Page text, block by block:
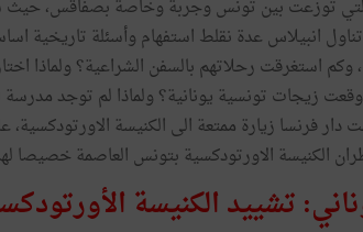
التي توزعت بين تونس وجربة وخاصة بصفاقس،
وتناول انبيلاس عدة نقلط استفهام وأسئلة تاريخية
وكم استغرقت رحلاتهم بالسفن الشراعية؟ ولماذا
زيجات تونسية يونانية؟ ولماذا لم توجد مدرسة
دار فرنسا زيارة ممتعة الى الكنيسة
الكنيسة الاورتودكسية بتونس العاصمة خصيصا
تشييد الكنيسة الأورتودكسيّة